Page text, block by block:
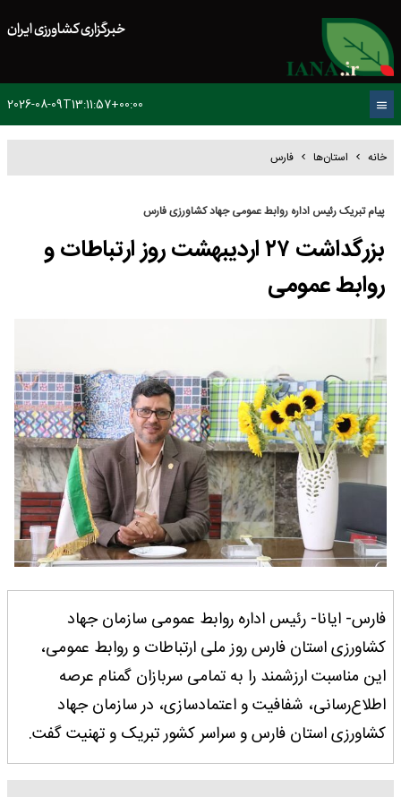
خبرگزاری کشاورزی ایران
2026-08-09T13:11:57+00:00
خانه استان‌ها فارس
پیام‌ تبریک رئیس اداره روابط عمومی جهاد کشاورزی فارس
بزرگداشت ۲۷ اردیبهشت روز ارتباطات و
روابط عمومی
فارس- ایانا- رئیس اداره روابط عمومی سازمان جهاد
کشاورزی استان فارس روز ملی ارتباطات و روابط عمومی،
این مناسبت ارزشمند را به تمامی سربازان گمنام عرصه
اطلاع‌رسانی، شفافیت و اعتمادسازی، در سازمان جهاد
کشاورزی استان فارس و سراسر کشور تبریک و تهنیت گفت.